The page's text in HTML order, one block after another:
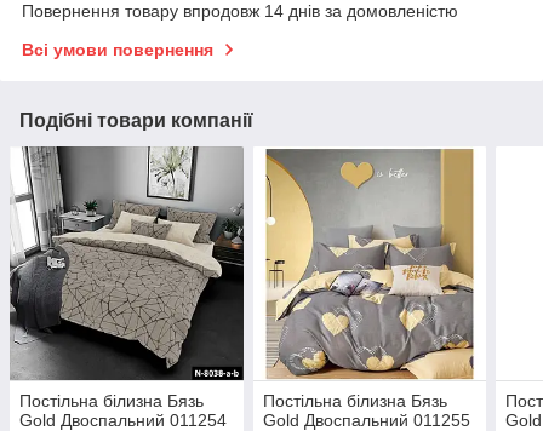
Повернення товару впродовж 14 днів за домовленістю
Всі умови повернення
Подібні товари компанії
Постільна білизна Бязь
Gold Двоспальний 011254
Постільна білизна Бязь
Gold Двоспальний 011255